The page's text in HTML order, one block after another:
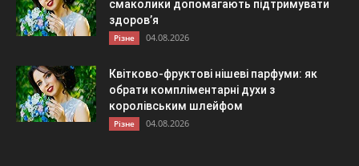
смаколики допомагають підтримувати
здоров’я
Різне 04.08.2026
Квітково-фруктові нішеві парфуми: як
обрати компліментарні духи з
королівським шлейфом
Різне 04.08.2026